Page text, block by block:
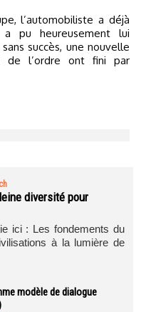
l’automobiliste a déjà
pu heureusement lui
succès, une nouvelle
de l’ordre ont fini par
diversité pour
ici : Les fondements du
à la lumière de
modèle de dialogue